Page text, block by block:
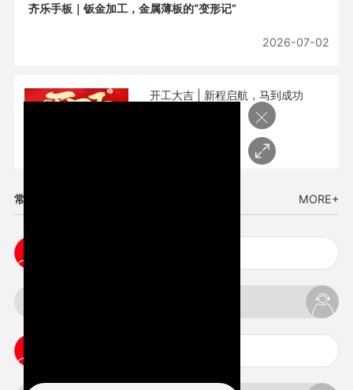
齐乐手板｜钣金加工，金属薄板的“变形记”
2026-07-02
开工大吉 | 新程启航，马到成功
常见问题 MORE+
×